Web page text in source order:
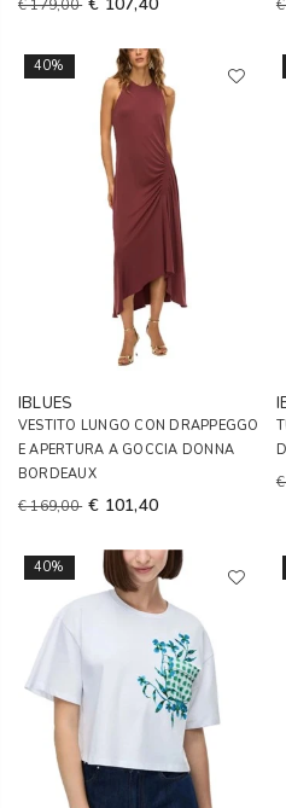
€ 179,00
40%
IBLUES
VESTITO LUNGO CON DRAPPEGGO
E APERTURA A GOCCIA DONNA
BORDEAUX
€ 169,00 € 101,40
40%